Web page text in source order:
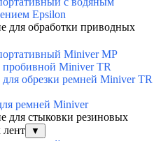
Epsilon
для обработки приводных
Miniver MP
пробивной Miniver TR
обрезки ремней Miniver TR
ремней Miniver
для стыковки резиновых
лент
▼